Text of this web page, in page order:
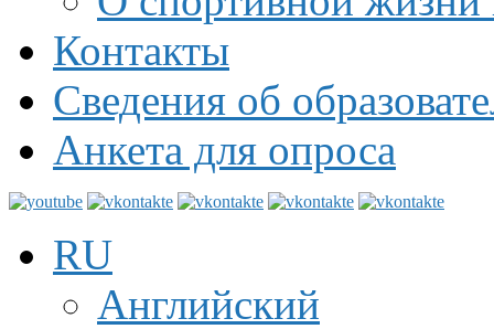
Контакты
Сведения об
Анкета для опроса
RU
Английский